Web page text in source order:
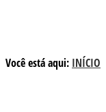
Você está aqui: INÍCIO